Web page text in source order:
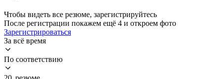
Чтобы видеть все резюме, зарегистрируйтесь
После регистрации покажем ещё 4 и откроем фото
Зарегистрироваться
За всё время
По соответствию